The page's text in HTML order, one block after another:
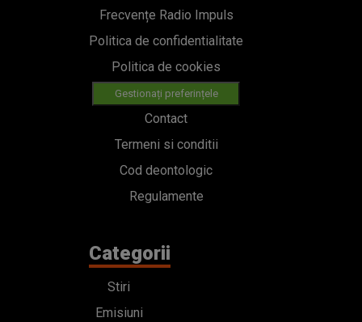
Frecvențe Radio Impuls
Politica de confidentialitate
Politica de cookies
Gestionați preferințele
Contact
Termeni si conditii
Cod deontologic
Regulamente
Categorii
Stiri
Emisiuni